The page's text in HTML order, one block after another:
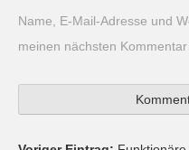
Name, E-Mail-Adresse und
meinen nächsten Kommentar